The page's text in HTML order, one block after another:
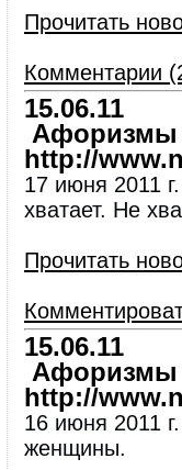
Прочитать
Комментарии
15.06.11
Афоризмы
http://
17 июня 2011
хватает. Не
Прочитать
15.06.11
Афоризмы
http://
16 июня 2011
женщины.